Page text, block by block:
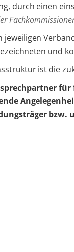
durch einen
jeweiligen
und
ist die
für
bzw.